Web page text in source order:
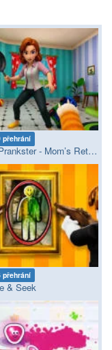
přehrání
Bad Cat Prankster - Mom’s Return
přehrání
& Seek